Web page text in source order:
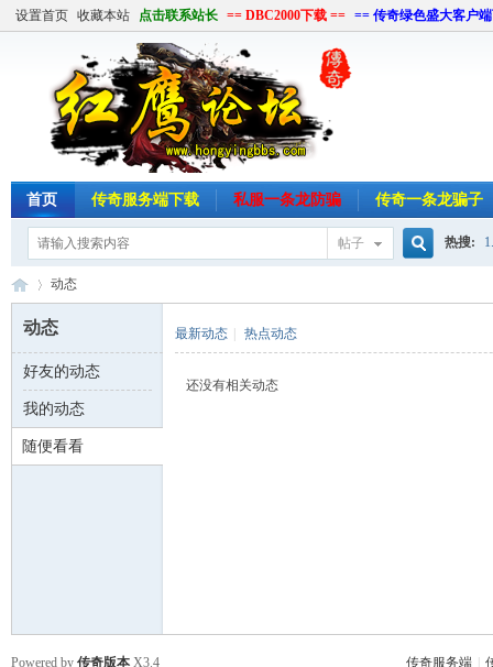
设置首页 收藏本站 点击联系站长 == DBC2000下载 == == 传奇绿色盛大客户
首页 传奇服务端下载 私服一条龙防骗 传奇一条龙骗子
帖子 热搜:
红 ›
动态
动态
好友的动态
我的动态
随便看看
最新动态 热点动态
还没有相关动态
传奇服务端
Powered by 传奇版本 X3.4